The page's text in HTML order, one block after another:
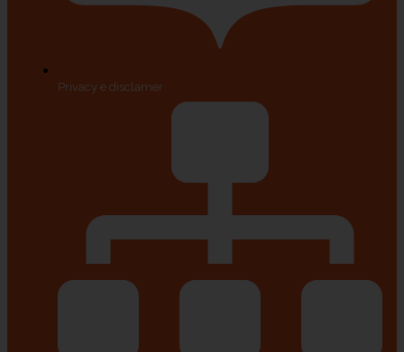
Privacy e disclamer